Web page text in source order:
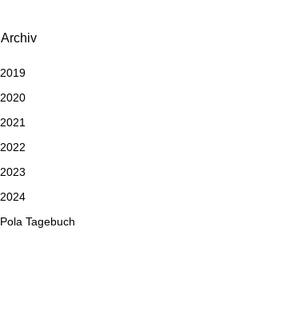
Archiv
2019
2020
2021
2022
2023
2024
Pola Tagebuch